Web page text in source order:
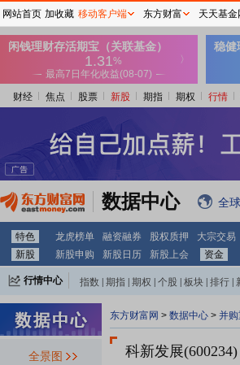
财经 焦点 股票 新股 期指 期权 行情
数据中心 全
特色 龙虎榜单 融资融券 股权质押 大宗交易
新股
新股申购 新股日历 新股上会 资金
行情中心 指数 期指 期权 个股 板块 排行
全景图
东方财富网 > 数据中心 > 并购
科新发展(600234)
网站首页 加收藏 移动客户端 东方财富 天天基金